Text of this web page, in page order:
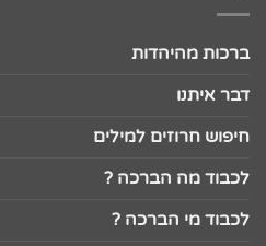
ברכות מהיהדות
דבר איתנו
חיפוש חרוזים למילים
לכבוד מה הברכה ?
לכבוד מי הברכה ?